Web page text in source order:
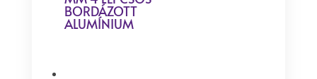
BORDÁZOTT
ALUMÍNIUM